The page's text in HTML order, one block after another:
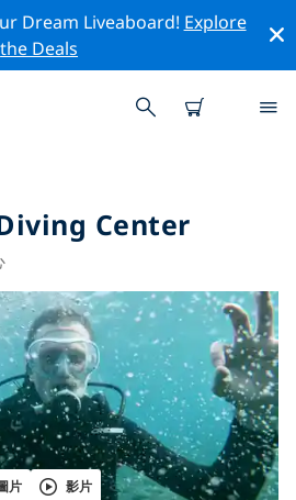
Dream Liveaboard! Explore
the Deals
Center
片 影片